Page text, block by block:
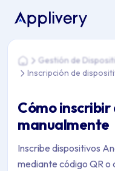
Estás aquí: Home >
HomeGestión de
Inscripción de
Cómo
manualmente
Inscribe dispositivos
mediante código QR